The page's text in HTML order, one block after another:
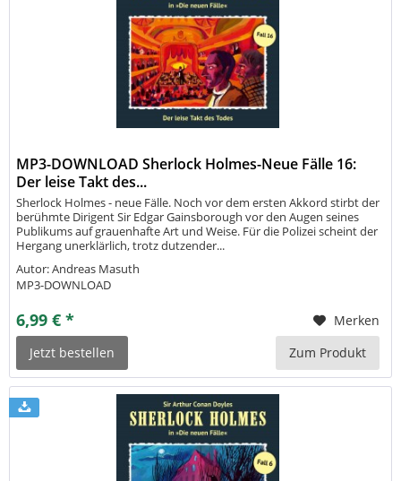
MP3-DOWNLOAD Sherlock Holmes-Neue Fälle 16:
Der leise Takt des...
Sherlock Holmes - neue Fälle. Noch vor dem ersten Akkord stirbt der
berühmte Dirigent Sir Edgar Gainsborough vor den Augen seines
Publikums auf grauenhafte Art und Weise. Für die Polizei scheint der
Hergang unerklärlich, trotz dutzender...
Autor: Andreas Masuth
MP3-DOWNLOAD
6,99 € *
Merken
Jetzt bestellen
Zum Produkt